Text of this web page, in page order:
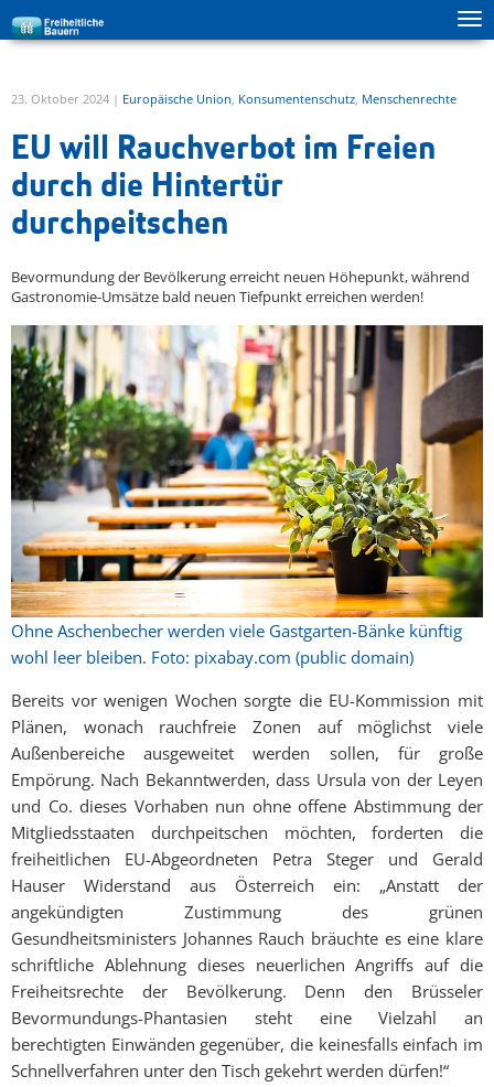
zur Hauptnavigation springen
zum Inhalt springen
23. Oktober 2024 | Europäische Union, Konsumentenschutz, Menschenrechte
EU will Rauchverbot im Freien
durch die Hintertür
durchpeitschen
Bevormundung der Bevölkerung erreicht neuen Höhepunkt, während
Gastronomie-Umsätze bald neuen Tiefpunkt erreichen werden!
Ohne Aschenbecher werden viele Gastgarten-Bänke künftig
wohl leer bleiben. Foto: pixabay.com (public domain)
Bereits vor wenigen Wochen sorgte die EU-Kommission mit
Plänen, wonach rauchfreie Zonen auf möglichst viele
Außenbereiche ausgeweitet werden sollen, für große
Empörung. Nach Bekanntwerden, dass Ursula von der Leyen
und Co. dieses Vorhaben nun ohne offene Abstimmung der
Mitgliedsstaaten durchpeitschen möchten, forderten die
freiheitlichen EU-Abgeordneten Petra Steger und Gerald
Hauser Widerstand aus Österreich ein: „Anstatt der
angekündigten Zustimmung des grünen
Gesundheitsministers Johannes Rauch bräuchte es eine klare
schriftliche Ablehnung dieses neuerlichen Angriffs auf die
Freiheitsrechte der Bevölkerung. Denn den Brüsseler
Bevormundungs-Phantasien steht eine Vielzahl an
berechtigten Einwänden gegenüber, die keinesfalls einfach im
Schnellverfahren unter den Tisch gekehrt werden dürfen!“